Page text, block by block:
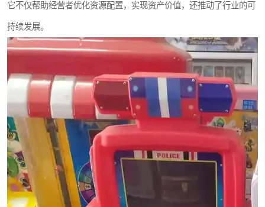
它不仅帮助经营者优化资源配置，实现资产价值，还推动了行业的可
持续发展。